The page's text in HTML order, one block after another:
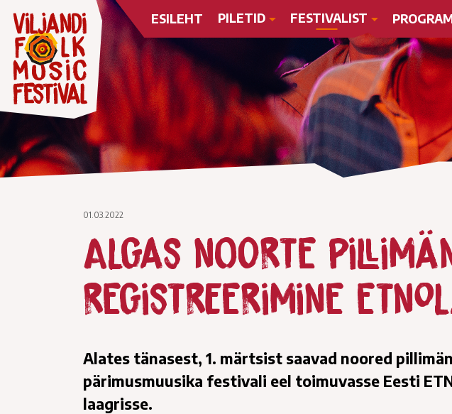
ESILEHT PILETID FESTIVALIST
01.03.2022
Algas noorte
registreerimine
Alates tänasest, 1. märtsist saavad noored
pärimusmuusika festivali eel toimuvasse Eesti
laagrisse.